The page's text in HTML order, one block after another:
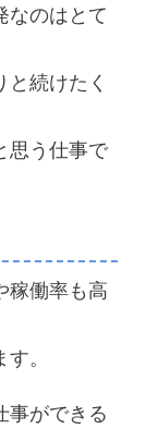
なのはとて
続けたく
思う仕事で
稼働率も高
。
事ができる